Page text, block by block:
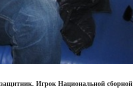
Игрок Национальной сборной